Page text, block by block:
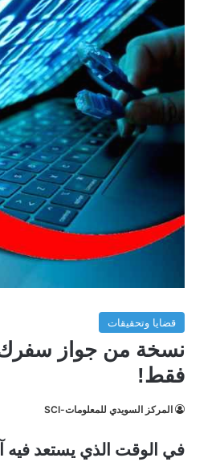
قضايا وتحقيقات
فقط!
المركز السويدي للمعلومات-SCI
في الوقت الذي يستعد فيه